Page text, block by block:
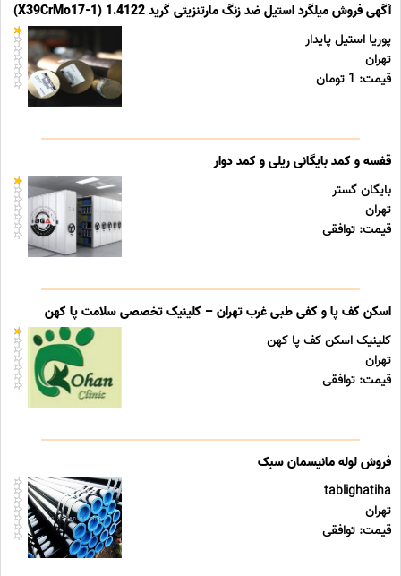
آگهی فروش میلگرد استیل ضد زنگ مارتنزیتی گرید 1.4122 (X39CrMo17-1)
پوریا استیل پایدار
تهران
قیمت: 1 تومان
قفسه و کمد بایگانی ریلی و کمد دوار
بایگان گستر
تهران
قیمت: توافقی
اسکن کف پا و کفی طبی غرب تهران – کلینیک تخصصی سلامت پا کهن
کلینیک اسکن کف پا کهن
تهران
قیمت: توافقی
فروش لوله مانیسمان سبک
tablighatiha
تهران
قیمت: توافقی